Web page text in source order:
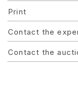
Print
Contact the
Contact the